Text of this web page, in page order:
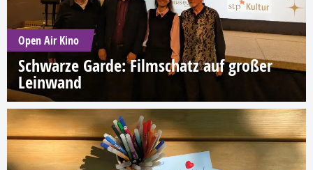
Open Air Kino
Schwarze Garde: Filmschatz auf großer
Leinwand